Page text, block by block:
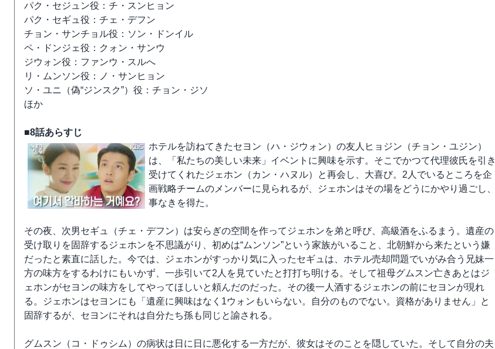
パク・セジュン役：チ・スンヒョン
パク・セギュ役：チェ・デフン
チョン・サンチョル役：ソン・ドンイル
ペ・ドンジェ役：クォン・サンウ
ジウォン役：ファンウ・スルへ
リ・ムンソン役：ノ・サンヒョン
ソ・ユニ（偽“ジンスク”）役：チョン・ジソ
ほか
■8話あらすじ
ホテルを訪ねてきたセヨン（ハ・ジウォン）の友人ヒョジン（チョン・ユジン）
は、「私たちの美しい未来」イベントに興味を示す。そこでかつて代理彼氏を引き
受けてくれたジェホン（カン・ハヌル）と再会し、大喜び。2人でいるところを企
画戦略チームのメンバーに見られるが、ジェホンはその場をどうにかやり過ごし、
事なきを得た。
その夜、次男セギュ（チェ・デフン）は安らぎの空間を作ってジェホンを弟と呼び、高級酒をふるまう。遺産の
受け取りを固辞するジェホンを不思議がり、初めは“ムンソン”という家族がいること、北朝鮮から来たという嫌
だったと素直に話した。今では、ジェホンがすっかり気に入ったセギュは、ホテル売却問題でいがみ合う兄妹一
方の味方をするわけにもいかず、一歩引いて2人を見ていたと打打ち明ける。そして祖母グムスン亡きあとはジ
ェホンがセヨンの味方をしてやってほしいと頼んだのだった。その後一人酒するジェホンの前にセヨンが現れ
る。ジェホンはセヨンにも「遺産に興味はなく1ウォンもいらない。自分のものでない。資格がありません」と
固辞するが、セヨンにそれは自分たち孫も同じと諭される。
グムスン（コ・ドゥシム）の病状は日に日に悪化する一方だが、彼女はそのことを隠していた。そして自分の夫